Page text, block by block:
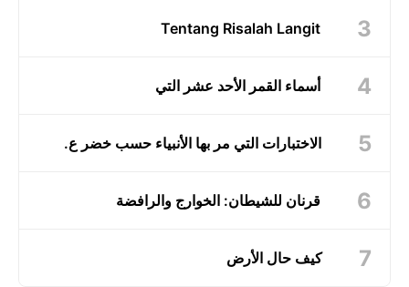
Tentang Risalah Langit
أسماء القمر الأحد عشر التي
الاختبارات التي مر بها الأنبياء حسب خضر ع.
قرنان للشيطان: الخوارج والرافضة
كيف حال الأرض